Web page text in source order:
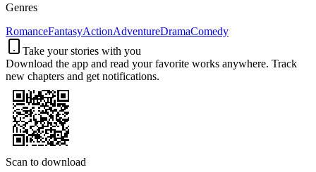
Genres
RomanceFantasyActionAdventureDramaComedy
Take your stories with you
Download the app and read your favorite works anywhere. Track
new chapters and get notifications.
Scan to download